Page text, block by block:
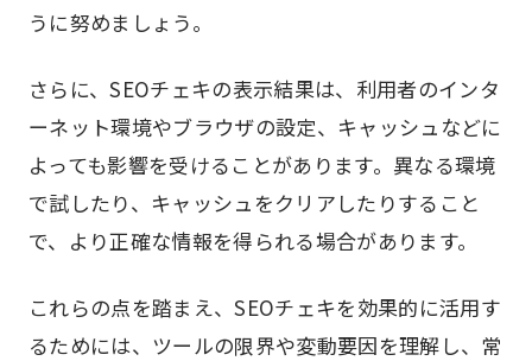
うに努めましょう。
さらに、SEOチェキの表示結果は、利用者のインタ
ーネット環境やブラウザの設定、キャッシュなどに
よっても影響を受けることがあります。異なる環境
で試したり、キャッシュをクリアしたりすること
で、より正確な情報を得られる場合があります。
これらの点を踏まえ、SEOチェキを効果的に活用す
るためには、ツールの限界や変動要因を理解し、常